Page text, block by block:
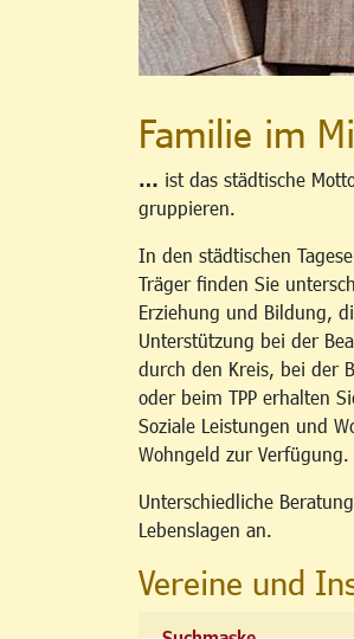
Familie im
… ist das städtische
gruppieren.
In den städtischen
Träger finden Sie
Erziehung und Bildung,
Unterstützung bei der
durch den Kreis, bei der
oder beim TPP erhalten
Soziale Leistungen und
Wohngeld zur Verfügung.
Unterschiedliche
Lebenslagen an.
Vereine und